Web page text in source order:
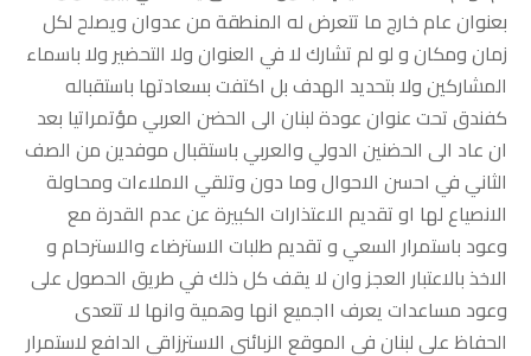
بعنوان عام خارج ما تتعرض له المنطقة من عدوان ويصلح لكل
زمان ومكان و لو لم تشارك لا في العنوان ولا التحضير ولا باسماء
المشاركين ولا بتحديد الهدف بل اكتفت بسعادتها باستقباله
كفندق تحت عنوان عودة لبنان الى الحضن العربي مؤتمراتيا بعد
ان عاد الى الحضنين الدولي والعربي باستقبال موفدين من الصف
الثاني في احسن الاحوال وما دون وتلقي الاملاءات ومحاولة
الانصياع لها او تقديم الاعتذارات الكبيرة عن عدم القدرة مع
وعود باستمرار السعي و تقديم طلبات الاسترضاء والاسترحام و
الاخذ بالاعتبار العجز وان لا يقف كل ذلك في طريق الحصول على
وعود مساعدات يعرف ااجميع انها وهمية وانها لا تتعدى
الحفاظ على لبنان في الموقع الزبائني الاسترزاقي الدافع لاستمرار